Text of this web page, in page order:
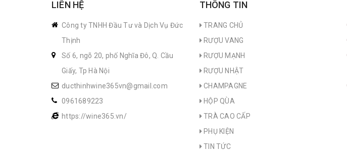
LIÊN HỆ
Công ty TNHH Đầu Tư và Dịch Vụ Đức
Thịnh
Số 6, ngõ 20, phố Nghĩa Đô, Q. Cầu
Giấy, Tp Hà Nội
ducthinhwine365vn@gmail.com
0961689223
https://wine365.vn/
THÔNG TIN
TRANG CHỦ
RƯỢU VANG
RƯỢU MẠNH
RƯỢU NHẬT
CHAMPAGNE
HỘP QÙA
TRÀ CAO CẤP
PHỤ KIỆN
TIN TỨC